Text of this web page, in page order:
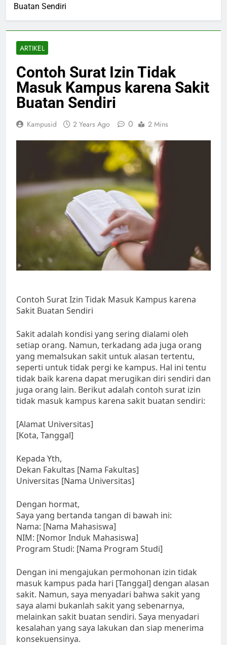
Buatan Sendiri
ARTIKEL
Contoh Surat Izin Tidak
Masuk Kampus karena Sakit
Buatan Sendiri
Kampusid 2 Years Ago 0 2 Mins
Contoh Surat Izin Tidak Masuk Kampus karena
Sakit Buatan Sendiri
Sakit adalah kondisi yang sering dialami oleh
setiap orang. Namun, terkadang ada juga orang
yang memalsukan sakit untuk alasan tertentu,
seperti untuk tidak pergi ke kampus. Hal ini tentu
tidak baik karena dapat merugikan diri sendiri dan
juga orang lain. Berikut adalah contoh surat izin
tidak masuk kampus karena sakit buatan sendiri:
[Alamat Universitas]
[Kota, Tanggal]
Kepada Yth,
Dekan Fakultas [Nama Fakultas]
Universitas [Nama Universitas]
Dengan hormat,
Saya yang bertanda tangan di bawah ini:
Nama: [Nama Mahasiswa]
NIM: [Nomor Induk Mahasiswa]
Program Studi: [Nama Program Studi]
Dengan ini mengajukan permohonan izin tidak
masuk kampus pada hari [Tanggal] dengan alasan
sakit. Namun, saya menyadari bahwa sakit yang
saya alami bukanlah sakit yang sebenarnya,
melainkan sakit buatan sendiri. Saya menyadari
kesalahan yang saya lakukan dan siap menerima
konsekuensinya.